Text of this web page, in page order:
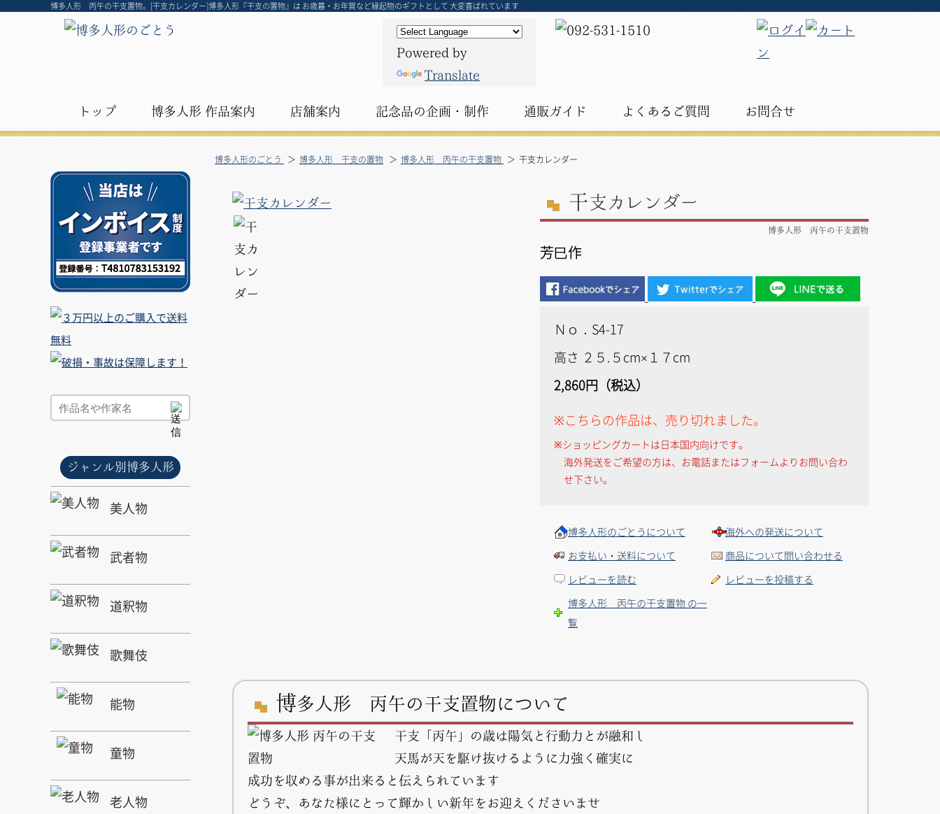
博多人形 丙午の干支置物。[干支カレンダー]博多人形『干支の置物』は お歳暮・お年賀など縁起物のギフトとして 大変喜ばれています
Powered by
Translate
トップ 博多人形 作品案内 店舗案内 記念品の企画・制作 通販ガイド よくあるご質問 お問合せ
博多人形のごとう 博多人形 干支の置物 博多人形 丙午の干支置物 干支カレンダー
干支カレンダー
博多人形 丙午の干支置物
芳巳作
Ｎｏ．S4-17
高さ ２５.５cm×１７cm
2,860円（税込）
※こちらの作品は、売り切れました。
※ショッピングカートは日本国内向けです。
海外発送をご希望の方は、お電話またはフォームよりお問い合わ
せ下さい。
博多人形のごとうについて
海外への発送について
お支払い・送料について
商品について問い合わせる
レビューを読む
レビューを投稿する
博多人形 丙午の干支置物 の一
覧
博多人形 丙午の干支置物について
干支「丙午」の歳は陽気と行動力とが融和し
天馬が天を駆け抜けるように力強く確実に
成功を収める事が出来ると伝えられています
どうぞ、あなた様にとって輝かしい新年をお迎えくださいませ
ジャンル別博多人形
美人物
武者物
道釈物
歌舞伎
能物
童物
老人物